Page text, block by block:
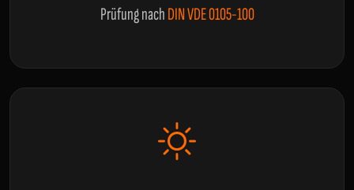
Prüfung nachDIN VDE 0105-100